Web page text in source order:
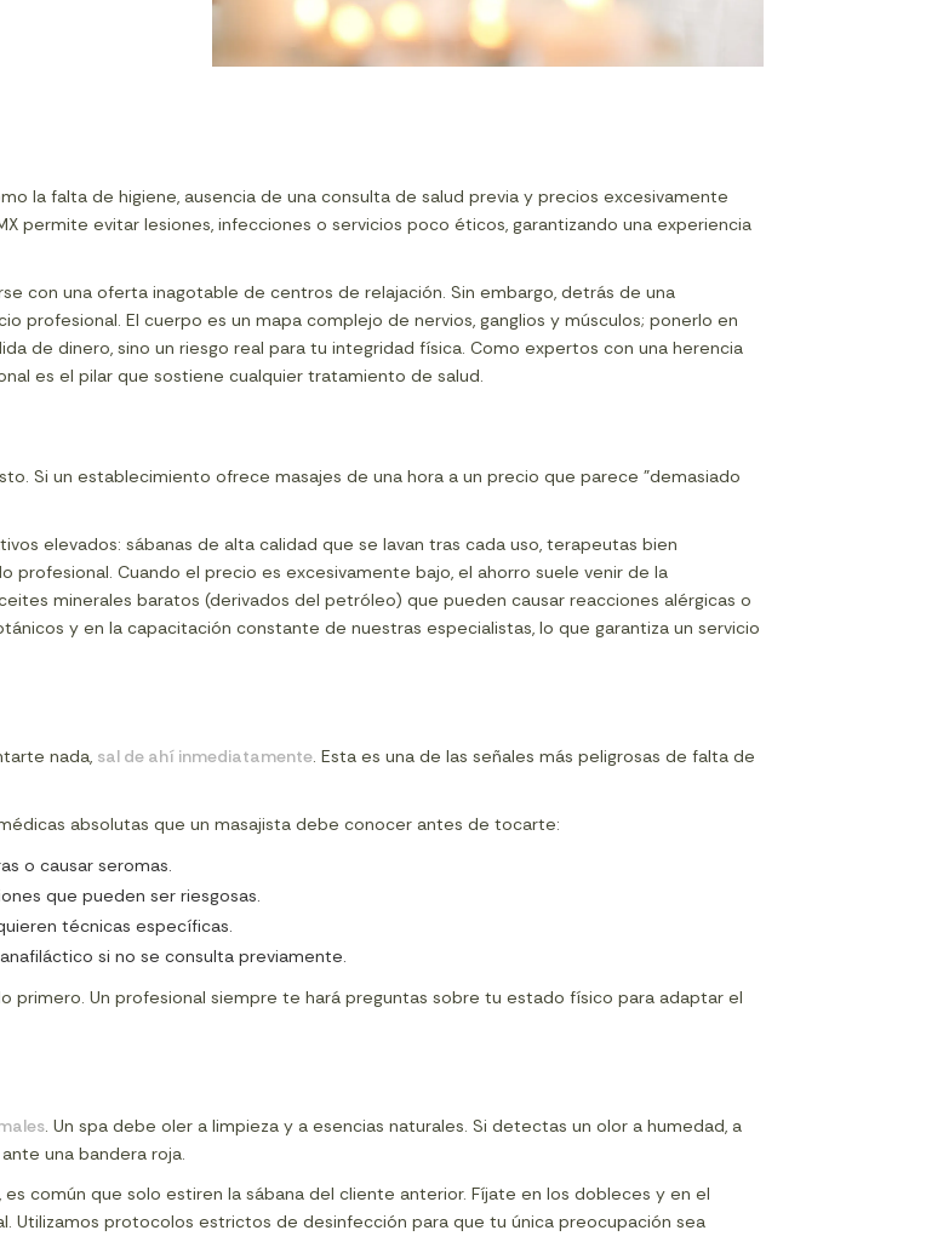
la falta de higiene, ausencia de una consulta de salud previa y precios excesivamente
permite evitar lesiones, infecciones o servicios poco éticos, garantizando una experiencia
con una oferta inagotable de centros de relajación. Sin embargo, detrás de una
profesional. El cuerpo es un mapa complejo de nervios, ganglios y músculos; ponerlo en
de dinero, sino un riesgo real para tu integridad física. Como expertos con una herencia
es el pilar que sostiene cualquier tratamiento de salud.
Si un establecimiento ofrece masajes de una hora a un precio que parece "demasiado
elevados: sábanas de alta calidad que se lavan tras cada uso, terapeutas bien
Cuando el precio es excesivamente bajo, el ahorro suele venir de la
minerales baratos (derivados del petróleo) que pueden causar reacciones alérgicas o
y en la capacitación constante de nuestras especialistas, lo que garantiza un servicio
nada, sal de ahí inmediatamente. Esta es una de las señales más peligrosas de falta de
absolutas que un masajista debe conocer antes de tocarte:
o causar seromas.
que pueden ser riesgosas.
técnicas específicas.
si no se consulta previamente.
primero. Un profesional siempre te hará preguntas sobre tu estado físico para adaptar el
. Un spa debe oler a limpieza y a esencias naturales. Si detectas un olor a humedad, a
una bandera roja.
común que solo estiren la sábana del cliente anterior. Fíjate en los dobleces y en el
Utilizamos protocolos estrictos de desinfección para que tu única preocupación sea